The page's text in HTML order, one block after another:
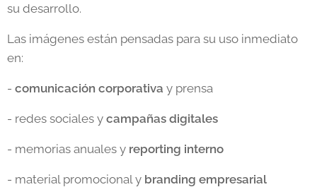
su desarrollo.
Las imágenes están pensadas para su uso inmediato
en:
- comunicación corporativa y prensa
- redes sociales y campañas digitales
- memorias anuales y reporting interno
- material promocional y branding empresarial